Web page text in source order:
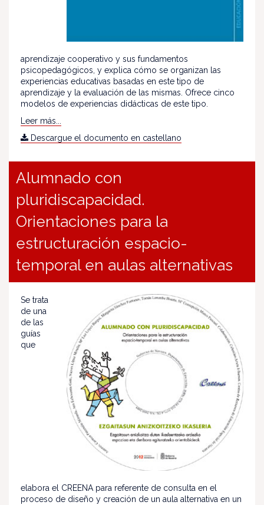
aprendizaje cooperativo y sus fundamentos
psicopedagógicos, y explica cómo se organizan las
experiencias educativas basadas en este tipo de
aprendizaje y la evaluación de las mismas. Ofrece cinco
modelos de experiencias didácticas de este tipo.
Leer más...
Descargue el documento en castellano
Alumnado con
pluridiscapacidad.
Orientaciones para la
estructuración espacio-
temporal en aulas alternativas
Se trata
de una
de las
guías
que
elabora el CREENA para referente de consulta en el
proceso de diseño y creación de un aula alternativa en un